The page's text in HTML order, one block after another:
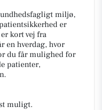
miljø,
er
kort vej fra
en hverdag, hvor
du får mulighed for
patienter,
muligt.